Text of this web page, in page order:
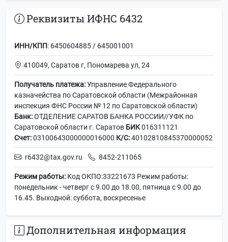
Реквизиты ИФНС 6432
ИНН/КПП: 6450604885 / 645001001
410049, Саратов г, Пономарева ул, 24
Получатель платежа:Управление Федерального
казначейства по Саратовской области (Межрайонная
инспекция ФНС России № 12 по Саратовской области)
Банк:ОТДЕЛЕНИЕ САРАТОВ БАНКА РОССИИ//УФК по
Саратовской области г. Саратов БИК016311121
Счет:03100643000000016000 К/С:40102810845370000052
r6432@tax.gov.ru 8452-211065
Режим работы: Код ОКПО:33221673 Режим работы:
понедельник - четверг с 9.00 до 18.00, пятница с 9.00 до
16.45. Выходной: суббота, воскресенье
Дополнительная информация